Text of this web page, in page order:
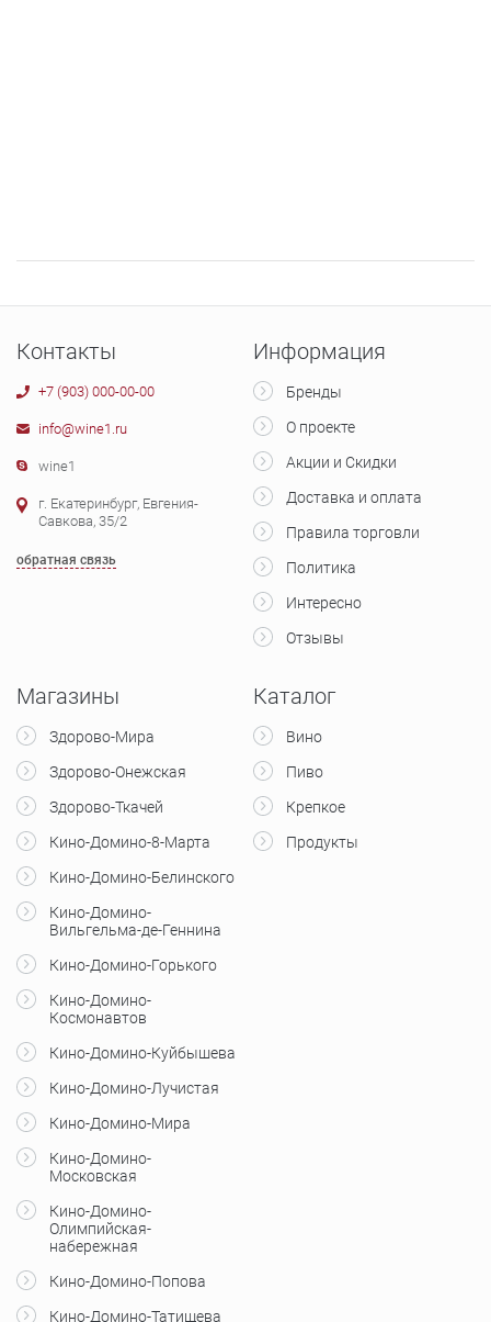
Контакты
+7 (903) 000-00-00
info@wine1.ru
wine1
г. Екатеринбург, Евгения-
Савкова, 35/2
обратная связь
Информация
Бренды
О проекте
Акции и Скидки
Доставка и оплата
Правила торговли
Политика
Интересно
Отзывы
Магазины
Здорово-Мира
Здорово-Онежская
Здорово-Ткачей
Кино-Домино-8-Марта
Кино-Домино-Белинского
Кино-Домино-
Вильгельма-де-Геннина
Кино-Домино-Горького
Кино-Домино-
Космонавтов
Кино-Домино-Куйбышева
Кино-Домино-Лучистая
Кино-Домино-Мира
Кино-Домино-
Московская
Кино-Домино-
Олимпийская-
набережная
Кино-Домино-Попова
Кино-Домино-Татищева
Каталог
Вино
Пиво
Крепкое
Продукты